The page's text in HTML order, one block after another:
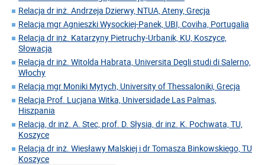
Relacja dr inż. Andrzeja Dzierwy, NTUA, Ateny, Grecja
Relacja mgr Agnieszki Wysockiej-Panek, UBI, Coviha, Portugalia
Relacja dr inż. Katarzyny Pietruchy-Urbanik, KU, Koszyce,
Słowacja
Relacja dr inż. Witolda Habrata, Universita Degli studi di Salerno,
Włochy
Relacja mgr Moniki Mytych, University of Thessaloniki, Grecja
Relacja Prof. Lucjana Witka, Universidade Las Palmas,
Hiszpania
Relacja, dr inż. A. Stec, prof. D. Słysia, dr inz. K. Pochwata, TU,
Koszyce
Relacja dr inż. Wiesławy Malskiej i dr Tomasza Binkowskiego, TU
Koszyce